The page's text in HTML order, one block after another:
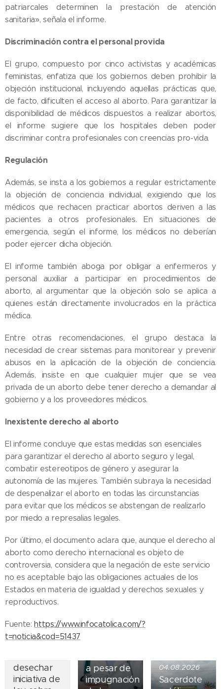
patriarcales determinen la prestación de atención
sanitaria», señala el informe.
Discriminación contra el personal provida
El grupo, compuesto por cinco activistas y académicas
feministas, enfatiza que los gobiernos deben prohibir la
objeción institucional, incluyendo aquellas prácticas que,
de facto, dificulten el acceso al aborto. Para garantizar la
disponibilidad de médicos dispuestos a realizar abortos,
el informe sugiere que los hospitales deben poder
discriminar contra profesionales con creencias pro-vida.
Regulación
Además, se insta a los gobiernos a regular estrictamente
la objeción de conciencia individual, exigiendo que los
médicos que rechacen practicar abortos deriven a las
pacientes a otros profesionales. En situaciones de
emergencia, según el informe, los médicos no deberían
poder ejercer dicha objeción.
El informe también aboga por obligar a enfermeros y
personal auxiliar a participar en procedimientos de
aborto, al argumentar que la objeción solo se aplica a
quienes están directamente involucrados en la práctica
médica.
Entre otras recomendaciones, el grupo destaca la
necesidad de crear sistemas para monitorear y prevenir
abusos en la aplicación de la objeción de conciencia.
Además, insiste en que cualquier mujer que se vea
privada de un aborto debe tener derecho a demandar al
gobierno y a los proveedores médicos.
Inexistente derecho al aborto
El informe concluye que estas medidas son esenciales
para garantizar el derecho al aborto seguro y legal,
combatir estereotipos de género y asegurar la
autonomía de las mujeres. También subraya la necesidad
de despenalizar el aborto en todas las circunstancias
para evitar que los médicos se abstengan de realizarlo
por miedo a represalias legales.
Por último, el documento aclara que, aunque el derecho al
aborto como derecho internacional es objeto de
controversia, considera que la negación de este servicio
no es aceptable bajo las obligaciones actuales de los
Estados en materia de igualdad y derechos sexuales y
reproductivos.
Fuente:https://www.infocatolica.com/?
t=noticia&cod=51437
07.08.2026
Piden
desechar
iniciativa de
05.08.2026
asistido
a pesar de
impugnación
04.08.2026
Sacerdote